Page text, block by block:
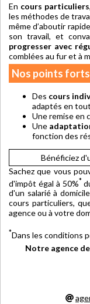
En cours particuliers
les méthodes de
même d’aboutir
son travail, et
progresser avec
comblées au fur et à
Nos points
Des cours
adaptés en
Une remise en
Une
fonction des
Bénéficiez
Sachez que vous
d'impôt égal à 50%*
d'un salarié à
cours particuliers,
agence ou à votre
*Dans les conditions
Notre agence